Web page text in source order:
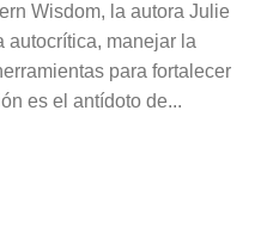
Wisdom, la autora Julie
autocrítica, manejar la
para fortalecer
es el antídoto de...